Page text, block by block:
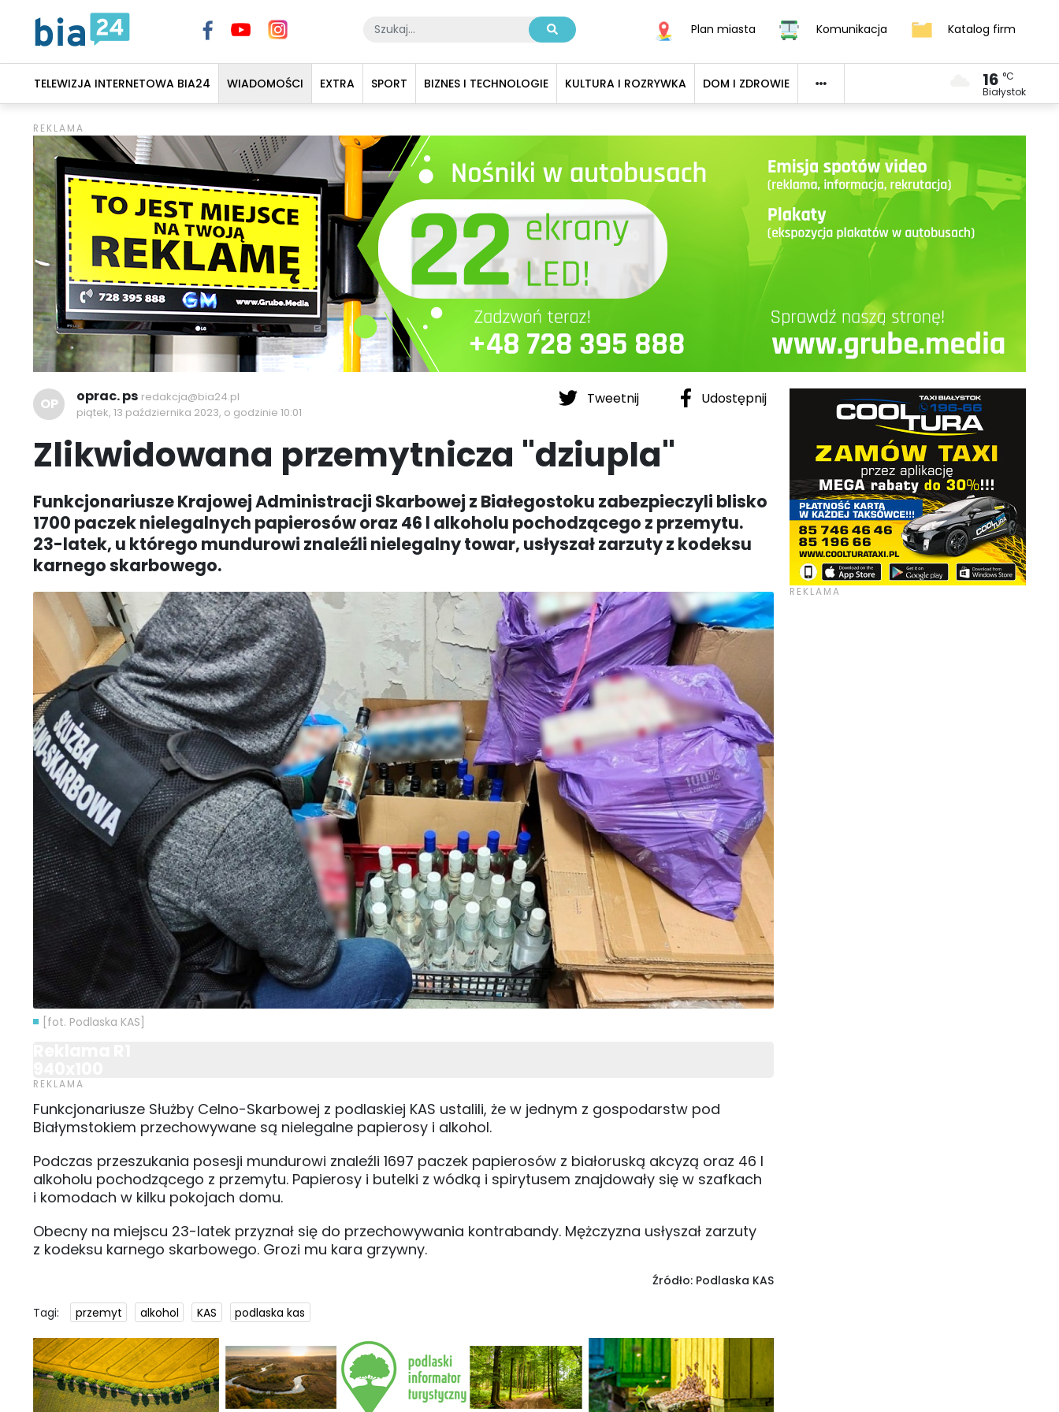
Plan miasta Komunikacja Katalog firm
TELEWIZJA INTERNETOWA BIA24 WIADOMOŚCI EXTRA SPORT BIZNES I TECHNOLOGIE KULTURA I ROZRYWKA DOM I ZDROWIE 16 °C
Białystok
Tweetnij Udostępnij
OP oprac. ps redakcja@bia24.pl
piątek, 13 października 2023, o godzinie 10:01
Zlikwidowana przemytnicza "dziupla"
Funkcjonariusze Krajowej Administracji Skarbowej z Białegostoku zabezpieczyli blisko
1700 paczek nielegalnych papierosów oraz 46 l alkoholu pochodzącego z przemytu.
23-latek, u którego mundurowi znaleźli nielegalny towar, usłyszał zarzuty z kodeksu
karnego skarbowego.
[fot. Podlaska KAS]
Funkcjonariusze Służby Celno-Skarbowej z podlaskiej KAS ustalili, że w jednym z gospodarstw pod
Białymstokiem przechowywane są nielegalne papierosy i alkohol.
Podczas przeszukania posesji mundurowi znaleźli 1697 paczek papierosów z białoruską akcyzą oraz 46 l
alkoholu pochodzącego z przemytu. Papierosy i butelki z wódką i spirytusem znajdowały się w szafkach
i komodach w kilku pokojach domu.
Obecny na miejscu 23-latek przyznał się do przechowywania kontrabandy. Mężczyzna usłyszał zarzuty
z kodeksu karnego skarbowego. Grozi mu kara grzywny.
Źródło: Podlaska KAS
Tagi: przemyt alkohol KAS podlaska kas